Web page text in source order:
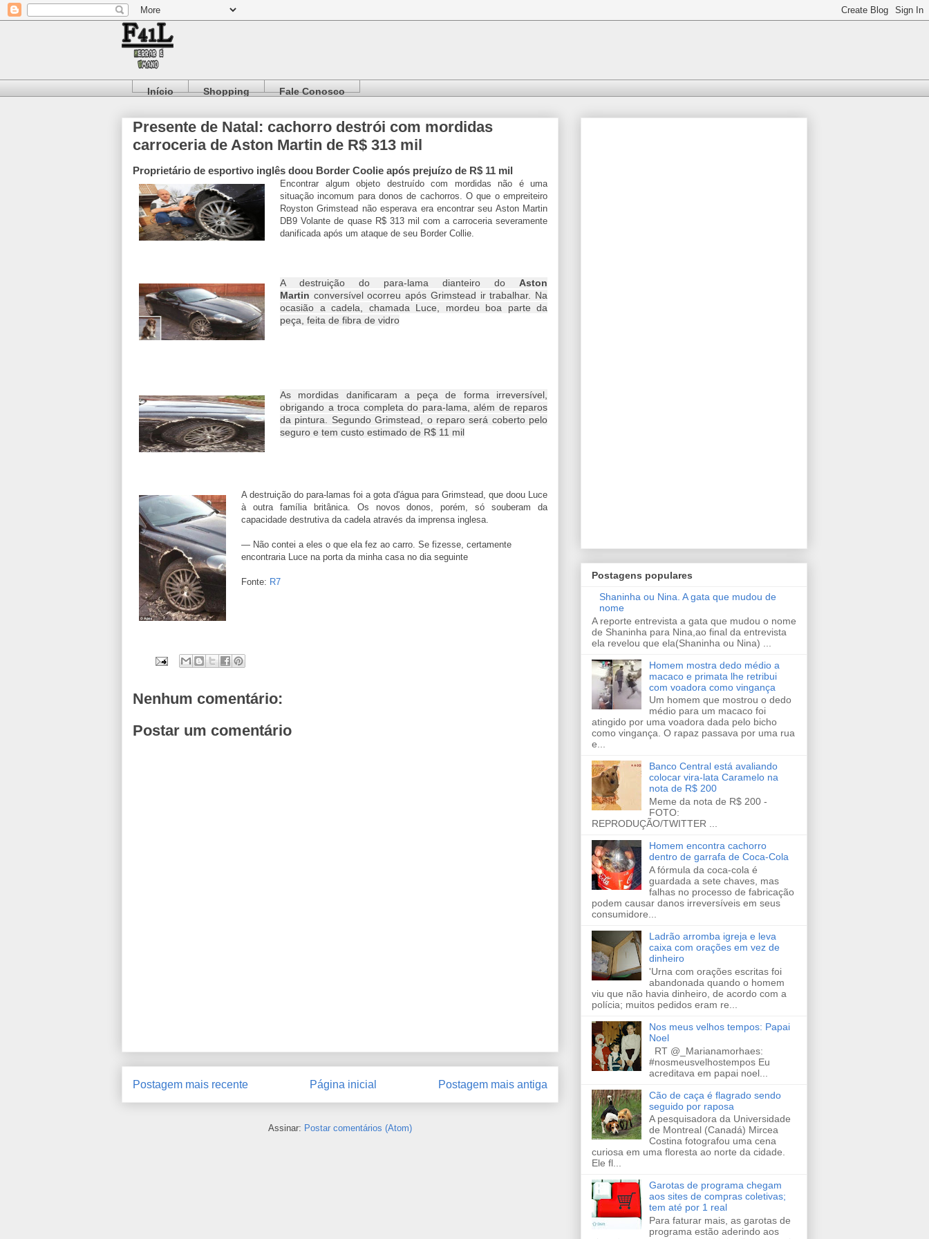
Início Shopping Fale Conosco
Presente de Natal: cachorro destrói com mordidas
carroceria de Aston Martin de R$ 313 mil
Proprietário de esportivo inglês doou Border Coolie após prejuízo de R$ 11 mil
Encontrar algum objeto destruído com mordidas não é uma
situação incomum para donos de cachorros. O que o empreiteiro
Royston Grimstead não esperava era encontrar seu Aston Martin
DB9 Volante de quase R$ 313 mil com a carroceria severamente
danificada após um ataque de seu Border Collie.
A destruição do para-lama dianteiro do Aston
Martin conversível ocorreu após Grimstead ir trabalhar. Na
ocasião a cadela, chamada Luce, mordeu boa parte da
peça, feita de fibra de vidro
As mordidas danificaram a peça de forma irreversível,
obrigando a troca completa do para-lama, além de reparos
da pintura. Segundo Grimstead, o reparo será coberto pelo
seguro e tem custo estimado de R$ 11 mil
A destruição do para-lamas foi a gota d'água para Grimstead, que doou Luce
à outra família britânica. Os novos donos, porém, só souberam da
capacidade destrutiva da cadela através da imprensa inglesa.
— Não contei a eles o que ela fez ao carro. Se fizesse, certamente
encontraria Luce na porta da minha casa no dia seguinte
Fonte: R7
Nenhum comentário:
Postar um comentário
Postagem mais recente Postagem mais antiga
Página inicial
Assinar: Postar comentários (Atom)
Postagens populares
Shaninha ou Nina. A gata que mudou de
nome
A reporte entrevista a gata que mudou o nome
de Shaninha para Nina,ao final da entrevista
ela revelou que ela(Shaninha ou Nina) ...
Homem mostra dedo médio a
macaco e primata lhe retribui
com voadora como vingança
Um homem que mostrou o dedo
médio para um macaco foi
atingido por uma voadora dada pelo bicho
como vingança. O rapaz passava por uma rua
e...
Banco Central está avaliando
colocar vira-lata Caramelo na
nota de R$ 200
Meme da nota de R$ 200 -
FOTO:
REPRODUÇÃO/TWITTER ...
Homem encontra cachorro
dentro de garrafa de Coca-Cola
A fórmula da coca-cola é
guardada a sete chaves, mas
falhas no processo de fabricação
podem causar danos irreversíveis em seus
consumidore...
Ladrão arromba igreja e leva
caixa com orações em vez de
dinheiro
'Urna com orações escritas foi
abandonada quando o homem
viu que não havia dinheiro, de acordo com a
polícia; muitos pedidos eram re...
Nos meus velhos tempos: Papai
Noel
RT @_Marianamorhaes:
#nosmeusvelhostempos Eu
acreditava em papai noel...
Cão de caça é flagrado sendo
seguido por raposa
A pesquisadora da Universidade
de Montreal (Canadá) Mircea
Costina fotografou uma cena
curiosa em uma floresta ao norte da cidade.
Ele fl...
Garotas de programa chegam
aos sites de compras coletivas;
tem até por 1 real
Para faturar mais, as garotas de
programa estão aderindo aos